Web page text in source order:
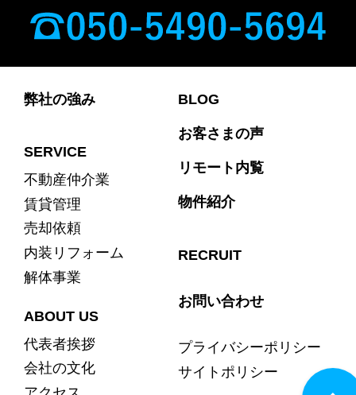
弊社の強み
SERVICE
不動産仲介業
賃貸管理
売却依頼
内装リフォーム
解体事業
ABOUT US
代表者挨拶
会社の文化
BLOG
お客さまの声
リモート内覧
物件紹介
RECRUIT
お問い合わせ
プライバシーポリシー
サイトポリシー